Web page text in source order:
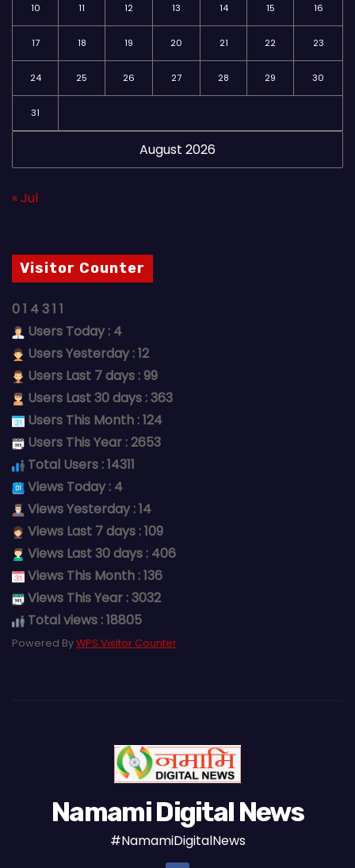
August 2026
10 11 12 13 14 15 16
17 18 19 20 21 22 23
24 25 26 27 28 29 30
31
« Jul
Visitor Counter
01 431 1
Users Today : 4
Users Yesterday : 12
Users Last 7 days : 99
Users Last 30 days : 363
Users This Month : 124
Users This Year : 2653
Total Users : 14311
Views Today : 4
Views Yesterday : 14
Views Last 7 days : 109
Views Last 30 days : 406
Views This Month : 136
Views This Year : 3032
Total views : 18805
Powered ByWPS Visitor Counter
Namami Digital News
#NamamiDigitalNews